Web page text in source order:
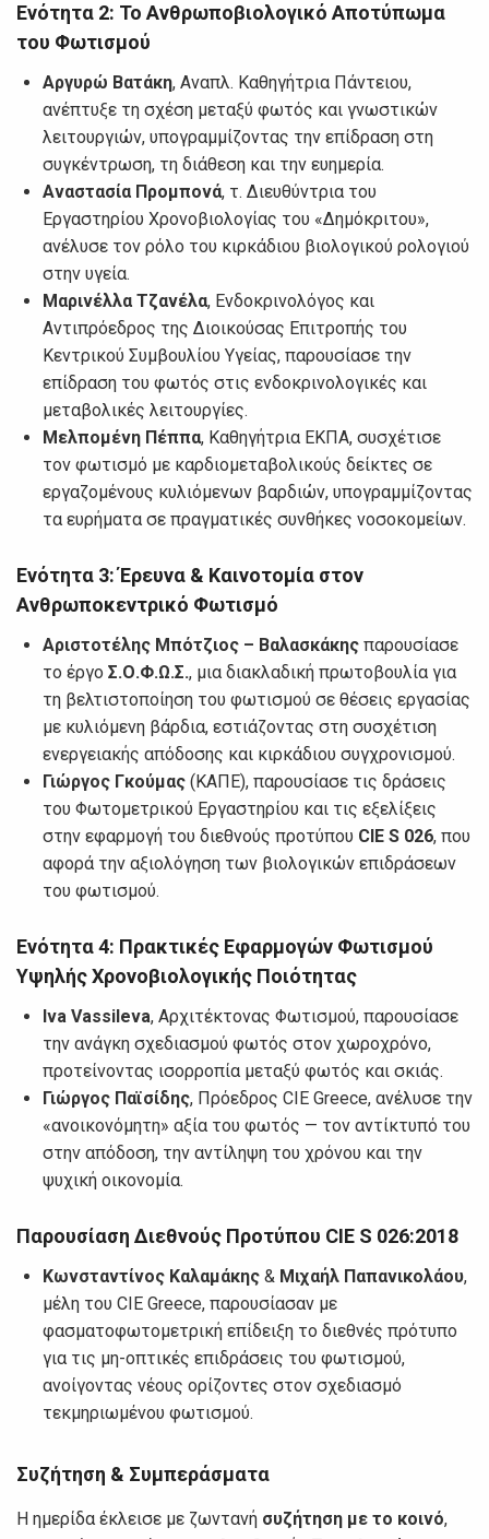
Ενότητα 2: Το Ανθρωποβιολογικό Αποτύπωμα
του Φωτισμού
Αργυρώ Βατάκη, Αναπλ. Καθηγήτρια Πάντειου,
ανέπτυξε τη σχέση μεταξύ φωτός και γνωστικών
λειτουργιών, υπογραμμίζοντας την επίδραση στη
συγκέντρωση, τη διάθεση και την ευημερία.
Αναστασία Προμπονά, τ. Διευθύντρια του
Εργαστηρίου Χρονοβιολογίας του «Δημόκριτου»,
ανέλυσε τον ρόλο του κιρκάδιου βιολογικού ρολογιού
στην υγεία.
Μαρινέλλα Τζανέλα, Ενδοκρινολόγος και
Αντιπρόεδρος της Διοικούσας Επιτροπής του
Κεντρικού Συμβουλίου Υγείας, παρουσίασε την
επίδραση του φωτός στις ενδοκρινολογικές και
μεταβολικές λειτουργίες.
Μελπομένη Πέππα, Καθηγήτρια ΕΚΠΑ, συσχέτισε
τον φωτισμό με καρδιομεταβολικούς δείκτες σε
εργαζομένους κυλιόμενων βαρδιών, υπογραμμίζοντας
τα ευρήματα σε πραγματικές συνθήκες νοσοκομείων.
Ενότητα 3:Έρευνα & Καινοτομία στον
Ανθρωποκεντρικό Φωτισμό
Αριστοτέλης Μπότζιος – Βαλασκάκης παρουσίασε
το έργο Σ.Ο.Φ.Ω.Σ., μια διακλαδική πρωτοβουλία για
τη βελτιστοποίηση του φωτισμού σε θέσεις εργασίας
με κυλιόμενη βάρδια, εστιάζοντας στη συσχέτιση
ενεργειακής απόδοσης και κιρκάδιου συγχρονισμού.
Γιώργος Γκούμας (ΚΑΠΕ), παρουσίασε τις δράσεις
του Φωτομετρικού Εργαστηρίου και τις εξελίξεις
στην εφαρμογή του διεθνούς προτύπου CIE S 026, που
αφορά την αξιολόγηση των βιολογικών επιδράσεων
του φωτισμού.
Ενότητα 4: Πρακτικές Εφαρμογών Φωτισμού
Υψηλής Χρονοβιολογικής Ποιότητας
Iva Vassileva, Αρχιτέκτονας Φωτισμού, παρουσίασε
την ανάγκη σχεδιασμού φωτός στον χωροχρόνο,
προτείνοντας ισορροπία μεταξύ φωτός και σκιάς.
Γιώργος Παϊσίδης, Πρόεδρος CIE Greece, ανέλυσε την
«ανοικονόμητη» αξία του φωτός — τον αντίκτυπό του
στην απόδοση, την αντίληψη του χρόνου και την
ψυχική οικονομία.
Παρουσίαση Διεθνούς Προτύπου CIE S 026:2018
Κωνσταντίνος Καλαμάκης & Μιχαήλ Παπανικολάου,
μέλη του CIE Greece, παρουσίασαν με
φασματοφωτομετρική επίδειξη το διεθνές πρότυπο
για τις μη-οπτικές επιδράσεις του φωτισμού,
ανοίγοντας νέους ορίζοντες στον σχεδιασμό
τεκμηριωμένου φωτισμού.
Συζήτηση & Συμπεράσματα
Η ημερίδα έκλεισε με ζωντανή συζήτηση με το κοινό,